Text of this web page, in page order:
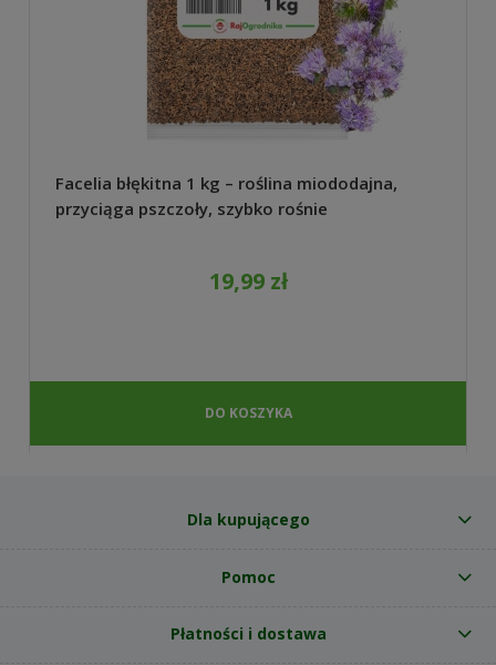
Facelia błękitna 1 kg – roślina miododajna,
przyciąga pszczoły, szybko rośnie
19,99 zł
DO KOSZYKA
Dla kupującego
Pomoc
Płatności i dostawa